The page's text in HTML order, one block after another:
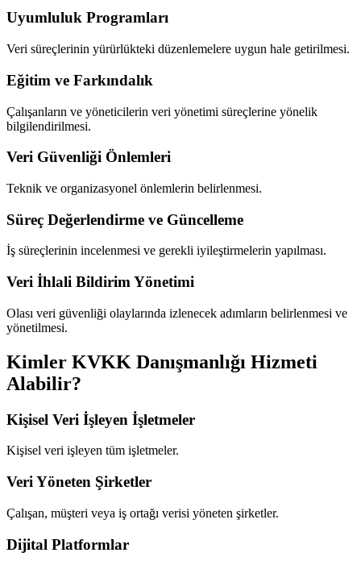
Uyumluluk Programları
Veri süreçlerinin yürürlükteki düzenlemelere uygun hale getirilmesi.
Eğitim ve Farkındalık
Çalışanların ve yöneticilerin veri yönetimi süreçlerine yönelik
bilgilendirilmesi.
Veri Güvenliği Önlemleri
Teknik ve organizasyonel önlemlerin belirlenmesi.
Süreç Değerlendirme ve Güncelleme
İş süreçlerinin incelenmesi ve gerekli iyileştirmelerin yapılması.
Veri İhlali Bildirim Yönetimi
Olası veri güvenliği olaylarında izlenecek adımların belirlenmesi ve
yönetilmesi.
Kimler KVKK Danışmanlığı Hizmeti
Alabilir?
Kişisel Veri İşleyen İşletmeler
Kişisel veri işleyen tüm işletmeler.
Veri Yöneten Şirketler
Çalışan, müşteri veya iş ortağı verisi yöneten şirketler.
Dijital Platformlar